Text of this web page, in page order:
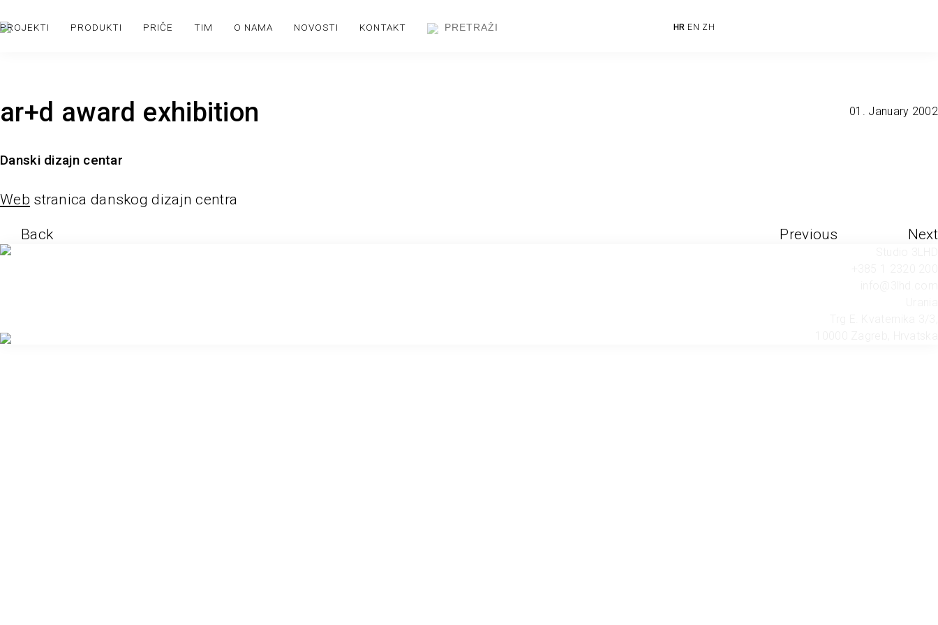
PROJEKTI PRODUKTI PRIČE TIM O NAMA NOVOSTI KONTAKT HR EN ZH
ar+d award exhibition
Danski dizajn centar
01. January 2002
Web stranica danskog dizajn centra
Next
Previous
Back